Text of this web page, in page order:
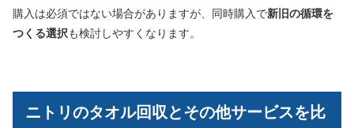
購入は必須ではない場合がありますが、同時購入で新旧の循環を
つくる選択も検討しやすくなります。
ニトリのタオル回収とその他サービスを比